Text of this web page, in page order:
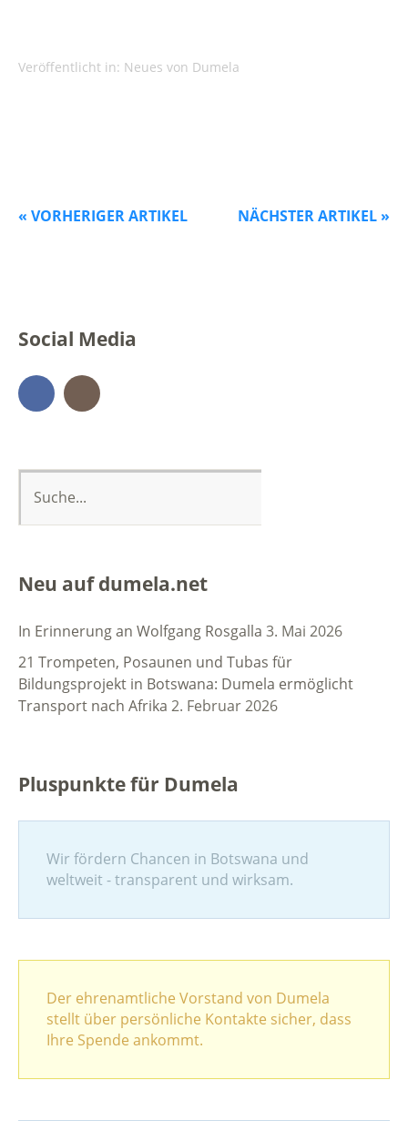
Veröffentlicht in: Neues von Dumela
NÄCHSTER ARTIKEL »
« VORHERIGER ARTIKEL
Social Media
Facebook
Neu auf dumela.net
In Erinnerung an Wolfgang Rosgalla 3. Mai 2026
21 Trompeten, Posaunen und Tubas für
Bildungsprojekt in Botswana: Dumela ermöglicht
Transport nach Afrika 2. Februar 2026
Pluspunkte für Dumela
Wir fördern Chancen in Botswana und
weltweit - transparent und wirksam.
Der ehrenamtliche Vorstand von Dumela
stellt über persönliche Kontakte sicher, dass
Ihre Spende ankommt.